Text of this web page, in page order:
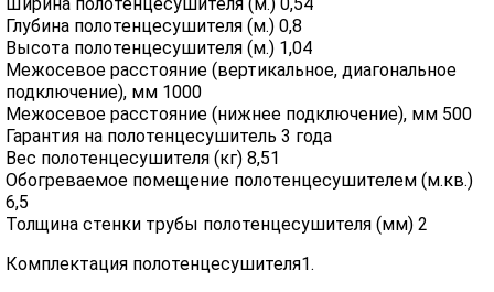
Глубина полотенцесушителя (м.) 0,8
Высота полотенцесушителя (м.) 1,04
Межосевое расстояние (вертикальное, диагональное
подключение), мм 1000
Межосевое расстояние (нижнее подключение), мм 500
Гарантия на полотенцесушитель 3 года
Вес полотенцесушителя (кг) 8,51
Обогреваемое помещение полотенцесушителем (м.кв.)
6,5
Толщина стенки трубы полотенцесушителя (мм) 2
Комплектация полотенцесушителя1.